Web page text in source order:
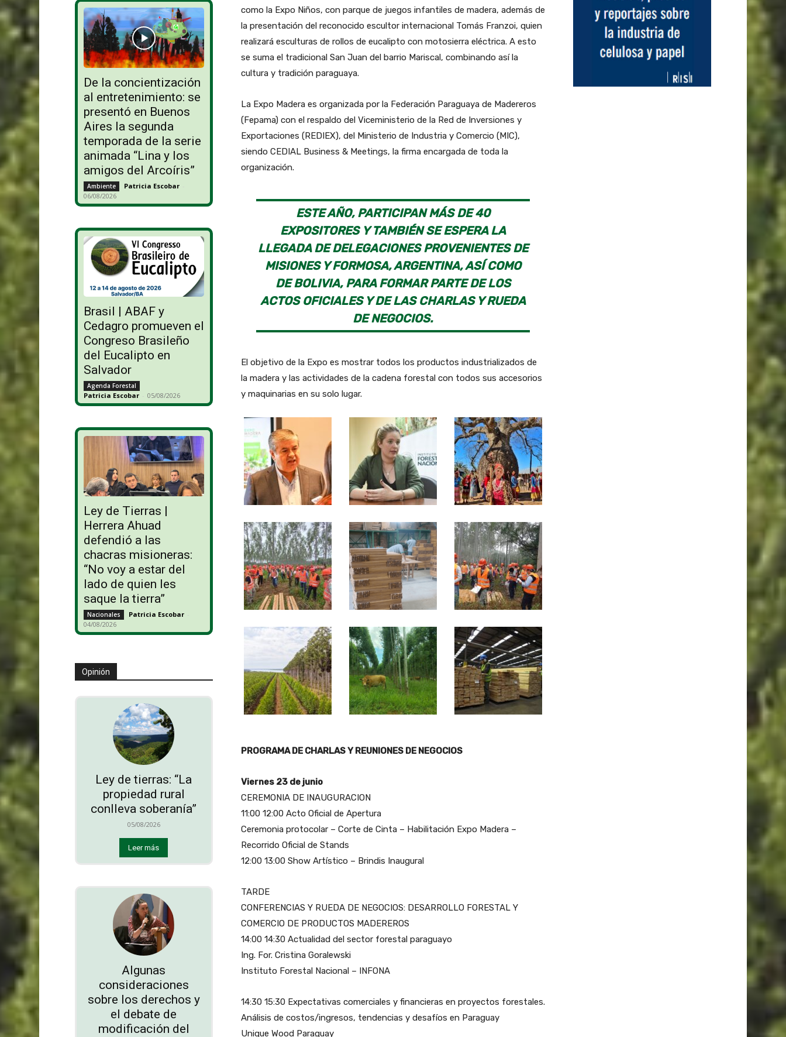
De la concientización
al entretenimiento: se
presentó en Buenos
Aires la segunda
temporada de la serie
animada “Lina y los
amigos del Arcoíris”
Ambiente Patricia Escobar -
06/08/2026
Brasil | ABAF y
Cedagro promueven el
Congreso Brasileño
del Eucalipto en
Salvador
Agenda Forestal
Patricia Escobar - 05/08/2026
Ley de Tierras |
Herrera Ahuad
defendió a las
chacras misioneras:
“No voy a estar del
lado de quien les
saque la tierra”
Nacionales Patricia Escobar -
04/08/2026
Opinión
Ley de tierras: “La
propiedad rural
conlleva soberanía”
05/08/2026
Leer más
Algunas
consideraciones
sobre los derechos y
el debate de
modificación del
como la Expo Niños, con parque de juegos infantiles de madera, además de
la presentación del reconocido escultor internacional Tomás Franzoi, quien
realizará esculturas de rollos de eucalipto con motosierra eléctrica. A esto
se suma el tradicional San Juan del barrio Mariscal, combinando así la
cultura y tradición paraguaya.
La Expo Madera es organizada por la Federación Paraguaya de Madereros
(Fepama) con el respaldo del Viceministerio de la Red de Inversiones y
Exportaciones (REDIEX), del Ministerio de Industria y Comercio (MIC),
siendo CEDIAL Business & Meetings, la firma encargada de toda la
organización.
ESTE AÑO, PARTICIPAN MÁS DE 40
EXPOSITORES Y TAMBIÉN SE ESPERA LA
LLEGADA DE DELEGACIONES PROVENIENTES DE
MISIONES Y FORMOSA, ARGENTINA, ASÍ COMO
DE BOLIVIA, PARA FORMAR PARTE DE LOS
ACTOS OFICIALES Y DE LAS CHARLAS Y RUEDA
DE NEGOCIOS.
El objetivo de la Expo es mostrar todos los productos industrializados de
la madera y las actividades de la cadena forestal con todos sus accesorios
y maquinarias en su solo lugar.
PROGRAMA DE CHARLAS Y REUNIONES DE NEGOCIOS
Viernes 23 de junio
CEREMONIA DE INAUGURACION
11:00 12:00 Acto Oficial de Apertura
Ceremonia protocolar – Corte de Cinta – Habilitación Expo Madera –
Recorrido Oficial de Stands
12:00 13:00 Show Artístico – Brindis Inaugural
TARDE
CONFERENCIAS Y RUEDA DE NEGOCIOS: DESARROLLO FORESTAL Y
COMERCIO DE PRODUCTOS MADEREROS
14:00 14:30 Actualidad del sector forestal paraguayo
Ing. For. Cristina Goralewski
Instituto Forestal Nacional – INFONA
14:30 15:30 Expectativas comerciales y financieras en proyectos forestales.
Análisis de costos/ingresos, tendencias y desafíos en Paraguay
Unique Wood Paraguay